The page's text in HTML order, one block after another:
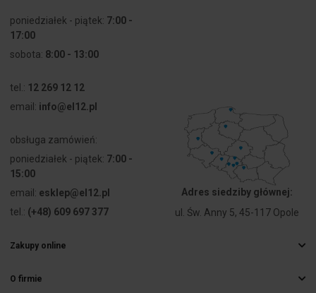
Stopień
ochrony (IP)
IP66
ochrony
(NEMA)
Szerokość 160 mm
Wysokość
Głębokość 186 mm
poniedziałek - piątek: 7:00 -
17:00
sobota: 8:00 - 13:00
tel.: 12 269 12 12
email: info@el12.pl
obsługa zamówień:
poniedziałek - piątek: 7:00 -
15:00
email: esklep@el12.pl
tel.: (+48) 609 697 377
Adres siedziby głównej:
ul. Św. Anny 5, 45-117 Opole
Zakupy online
Sposoby dostawy
O firmie